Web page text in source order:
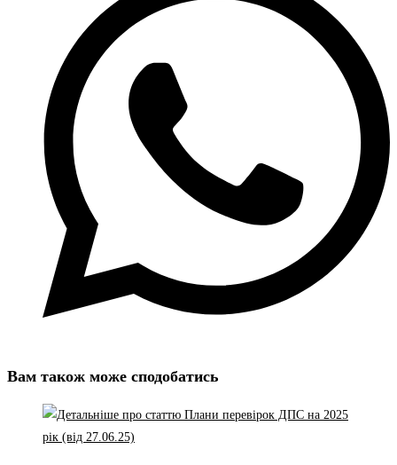
Вам також може сподобатись